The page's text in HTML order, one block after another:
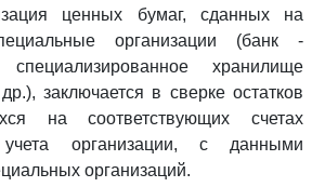
ценных бумаг, сданных на
организации (банк -
хранилище
заключается в сверке остатков
на соответствующих счетах
учета организации, с данными
организаций.